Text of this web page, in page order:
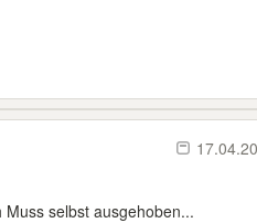
selbst ausgehoben...